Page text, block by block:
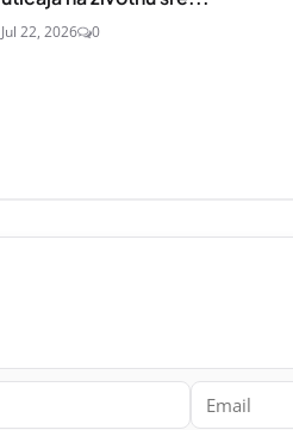
Jul 22, 2026 0